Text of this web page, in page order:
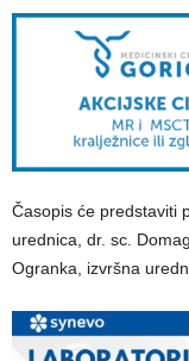
Časopis će predstaviti
urednica, dr. sc.
Ogranka, izvršna